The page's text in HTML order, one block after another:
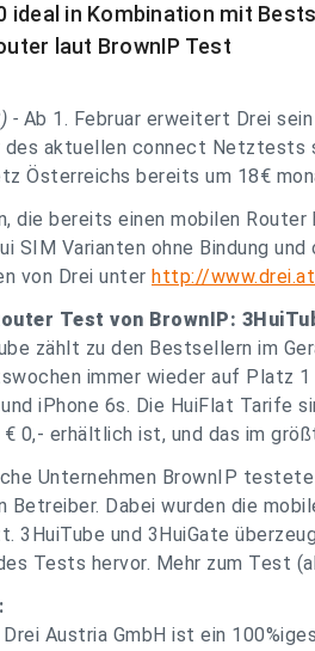
ideal in Kombination mit
laut BrownIP Test
- Ab 1. Februar erweitert Drei
des aktuellen connect
Österreichs bereits um 18€
die bereits einen mobilen
SIM Varianten ohne Bindung
von Drei unter http://
Test von BrownIP:
zählt zu den Bestsellern im
immer wieder auf Platz
iPhone 6s. Die HuiFlat Tarife
0,- erhältlich ist, und das im
Unternehmen BrownIP
Betreiber. Dabei wurden die
3HuiTube und 3HuiGate
Tests hervor. Mehr zum Test
Austria GmbH ist ein